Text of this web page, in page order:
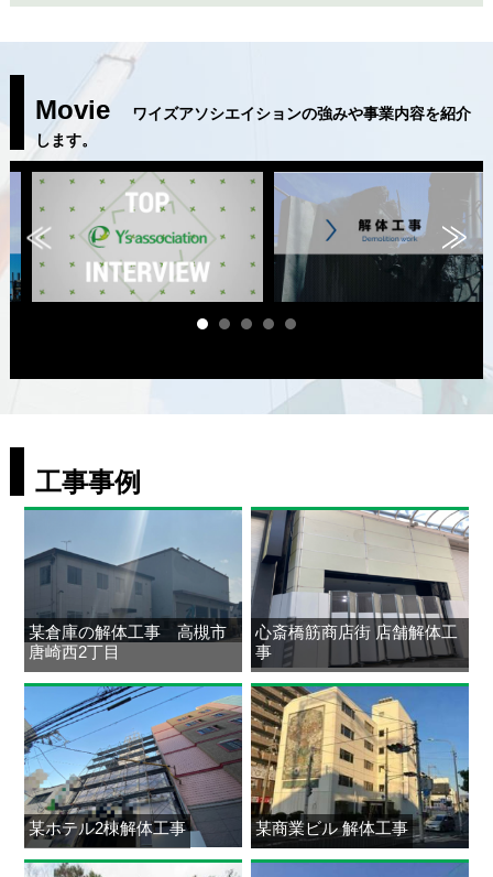
Movie
ワイズアソシエイションの強みや事業内容を紹介
します。
工事事例
某倉庫の解体工事 高槻市
唐崎西2丁目
心斎橋筋商店街 店舗解体工
事
某ホテル2棟解体工事 某商業ビル 解体工事